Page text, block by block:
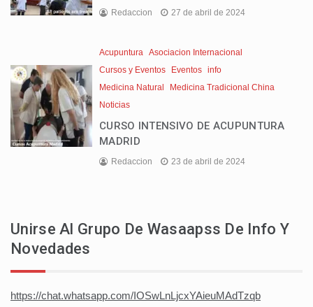
Redaccion 27 de abril de 2024
Acupuntura
Asociacion Internacional
Cursos y Eventos
Eventos info
Medicina Natural
Medicina Tradicional China
Noticias
CURSO INTENSIVO DE ACUPUNTURA
MADRID
Redaccion 23 de abril de 2024
Unirse Al Grupo De Wasaapss De Info Y
Novedades
https://chat.whatsapp.com/IOSwLnLjcxYAieuMAdTzqb